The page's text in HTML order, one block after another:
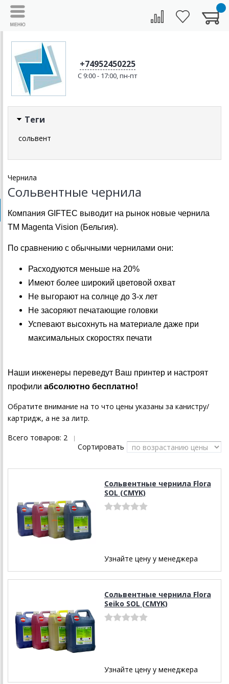
+74952450225
C 9:00 - 17:00, пн-пт
Теги
сольвент
Чернила
Сольвентные чернила
Компания GIFTEC выводит на рынок новые чернила
ТМ Magenta Vision (Бельгия).
По сравнению с обычными чернилами они:
Расходуются меньше на 20%
Имеют более широкий цветовой охват
Не выгорают на солнце до 3-х лет
Не засоряют печатающие головки
Успевают высохнуть на материале даже при
максимальных скоростях печати
Наши инженеры переведут Ваш принтер и настроят
профили абсолютно бесплатно!
Обратите внимание на то что цены указаны за канистру/
картридж, а не за литр.
Всего товаров: 2 |
Сортировать
Сольвентные чернила Flora
SOL (CMYK)
Узнайте цену у менеджера
Сольвентные чернила Flora
Seiko SOL (CMYK)
Узнайте цену у менеджера